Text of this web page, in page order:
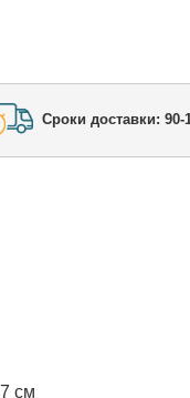
Сроки доставки: 90-
см